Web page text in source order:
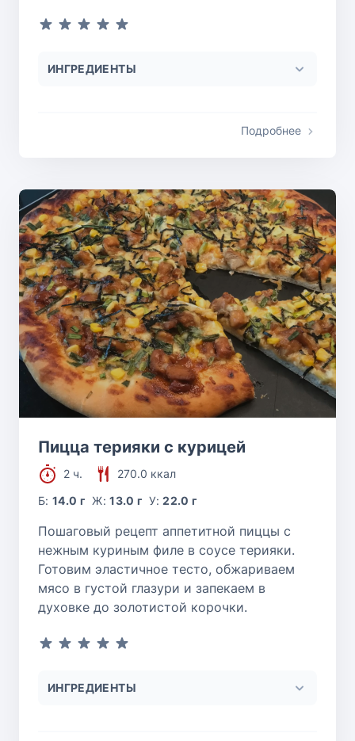
ИНГРЕДИЕНТЫ
Подробнее
Пицца терияки с курицей
2 ч.
270.0 ккал
Б:14.0 г Ж:13.0 г У:22.0 г
Пошаговый рецепт аппетитной пиццы с
нежным куриным филе в соусе терияки.
Готовим эластичное тесто, обжариваем
мясо в густой глазури и запекаем в
духовке до золотистой корочки.
ИНГРЕДИЕНТЫ